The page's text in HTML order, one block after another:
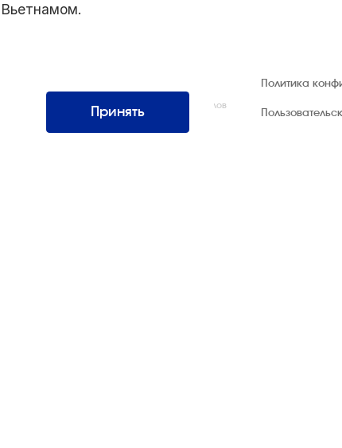
Вьетнамом.
Интернэшнл»
Все права защищены. Использование материалов
возможно только со ссылкой на источник.
Политика
Принять